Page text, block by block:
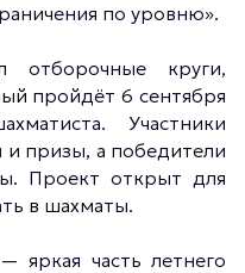
по уровню».
отборочные круги,
пройдёт 6 сентября
Участники
и призы, а победители
Проект открыт для
в шахматы.
яркая часть летнего